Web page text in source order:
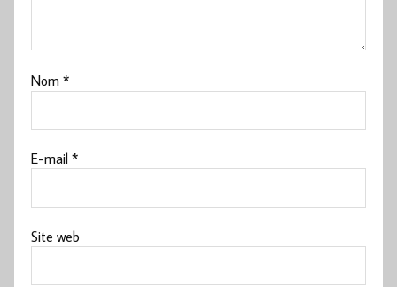
Nom*
E-mail*
Site web